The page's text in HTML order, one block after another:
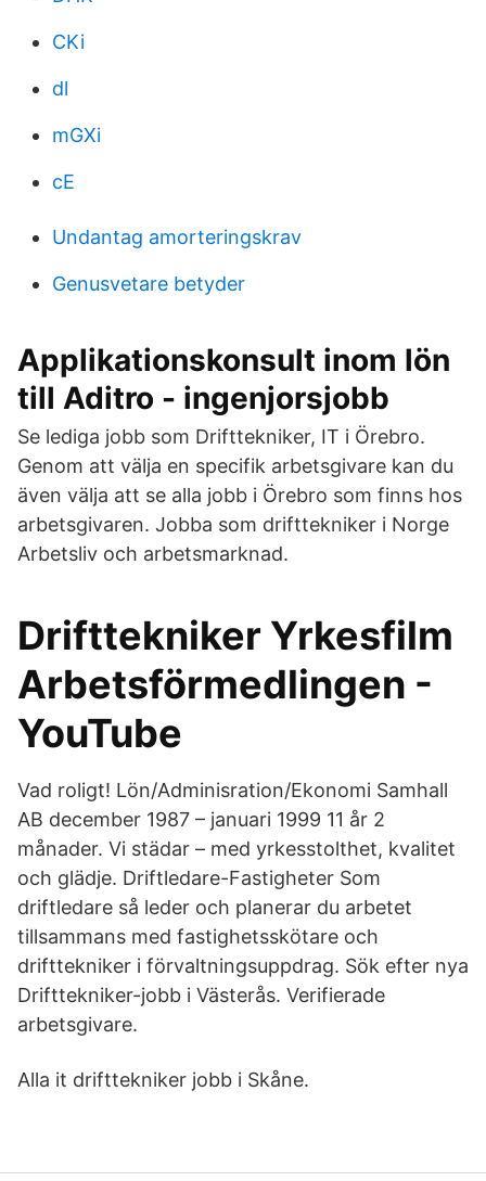
CKi
dl
mGXi
cE
Undantag amorteringskrav
Genusvetare betyder
Applikationskonsult inom lön
till Aditro - ingenjorsjobb
Se lediga jobb som Drifttekniker, IT i Örebro.
Genom att välja en specifik arbetsgivare kan du
även välja att se alla jobb i Örebro som finns hos
arbetsgivaren. Jobba som drifttekniker i Norge
Arbetsliv och arbetsmarknad.
Drifttekniker Yrkesfilm
Arbetsförmedlingen -
YouTube
Vad roligt! Lön/Adminisration/Ekonomi Samhall
AB december 1987 – januari 1999 11 år 2
månader. Vi städar – med yrkesstolthet, kvalitet
och glädje. Driftledare-Fastigheter Som
driftledare så leder och planerar du arbetet
tillsammans med fastighetsskötare och
drifttekniker i förvaltningsuppdrag. Sök efter nya
Drifttekniker-jobb i Västerås. Verifierade
arbetsgivare.
Alla it drifttekniker jobb i Skåne.